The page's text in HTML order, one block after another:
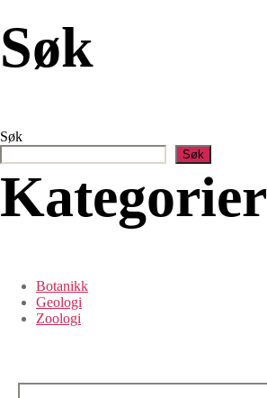
Søk
Søk
Søk
Kategorier
Botanikk
Geologi
Zoologi